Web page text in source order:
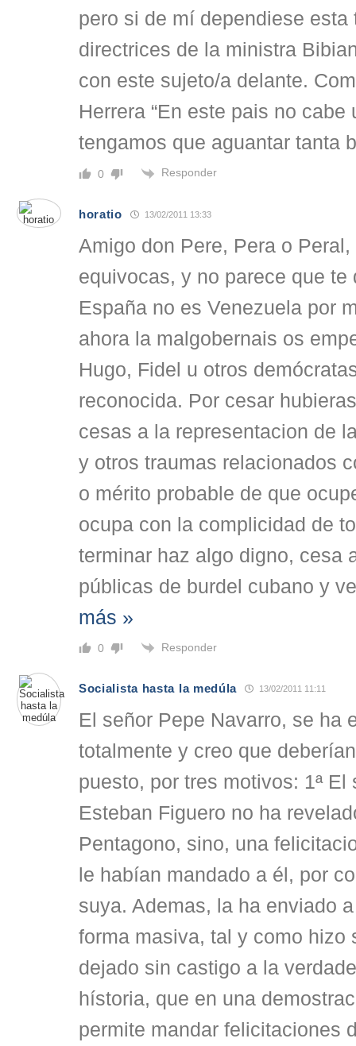
pero si de mí dependiese esta
directrices de la ministra
con este sujeto/a delante.
Herrera “En este pais no cabe
tengamos que aguantar tanta
0 Responder
horatio 13/02/2011 13:33
Amigo don Pere, Pera o
equivocas, y no parece que te
España no es Venezuela por
ahora la malgobernais os
Hugo, Fidel u otros
reconocida. Por cesar
cesas a la representacion de
y otros traumas relacionados
o mérito probable de que
ocupa con la complicidad de
terminar haz algo digno, cesa
públicas de burdel cubano y
más »
0 Responder
Socialista hasta la medúla 13/02/2011 11:11
El señor Pepe Navarro, se ha
totalmente y creo que
puesto, por tres motivos: 1ª El
Esteban Figuero no ha
Pentagono, sino, una
le habían mandado a él, por
suya. Ademas, la ha enviado
forma masiva, tal y como hizo
dejado sin castigo a la
hístoria, que en una
permite mandar felicitaciones